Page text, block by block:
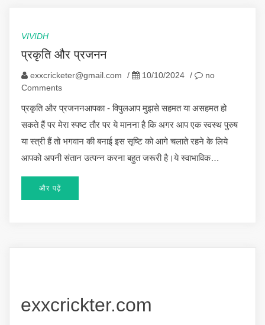
VIVIDH
प्रकृति और प्रजनन
exxcricketer@gmail.com / 10/10/2024 /
no
Comments
प्रकृति और प्रजननआपका - विपुलआप मुझसे सहमत या असहमत हो
सकते हैं पर मेरा स्पष्ट तौर पर ये मानना है कि अगर आप एक स्वस्थ पुरुष
या स्त्री हैं तो भगवान की बनाई इस सृष्टि को आगे चलाते रहने के लिये
आपको अपनी संतान उत्पन्न करना बहुत जरूरी है।ये स्वाभाविक…
और पढ़ें
exxcrickter.com